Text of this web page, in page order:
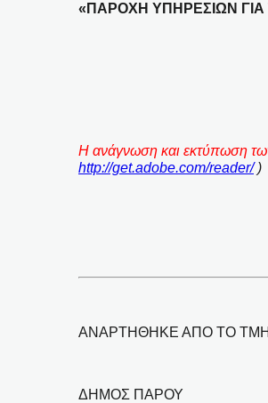
«ΠΑΡΟΧΗ ΥΠΗΡΕΣΙΩΝ ΓΙΑ
Η ανάγνωση και εκτύπωση
http://get.adobe.com/reader/)
ΑΝΑΡΤΗΘΗΚΕ ΑΠΟ ΤΟ
ΔΗΜΟΣ ΠΑΡΟΥ